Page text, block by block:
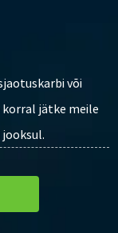
või
jätke meile